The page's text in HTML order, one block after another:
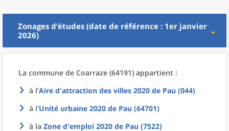
Zonages d’études (date de référence : 1er janvier
2026)
La commune de Coarraze (64191) appartient :
à l'Aire d'attraction des villes 2020 de Pau (044)
à l'Unité urbaine 2020 de Pau (64701)
à la Zone d'emploi 2020 de Pau (7522)